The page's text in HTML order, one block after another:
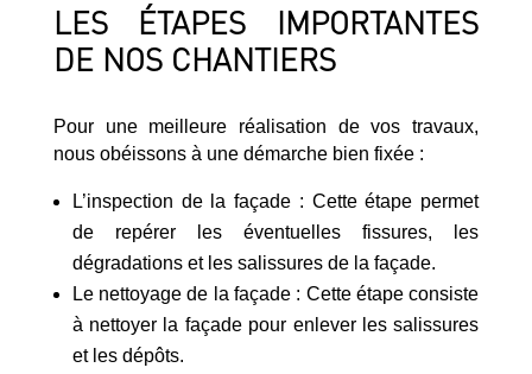
LES ÉTAPES IMPORTANTES
DE NOS CHANTIERS
Pour une meilleure réalisation de vos travaux,
nous obéissons à une démarche bien fixée :
L’inspection de la façade : Cette étape permet
de repérer les éventuelles fissures, les
dégradations et les salissures de la façade.
Le nettoyage de la façade : Cette étape consiste
à nettoyer la façade pour enlever les salissures
et les dépôts.